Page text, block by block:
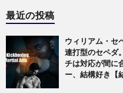
最近の投稿
ウィリアム・セ
連打型のセペダ
チは対応が間に
ー、結構好き【